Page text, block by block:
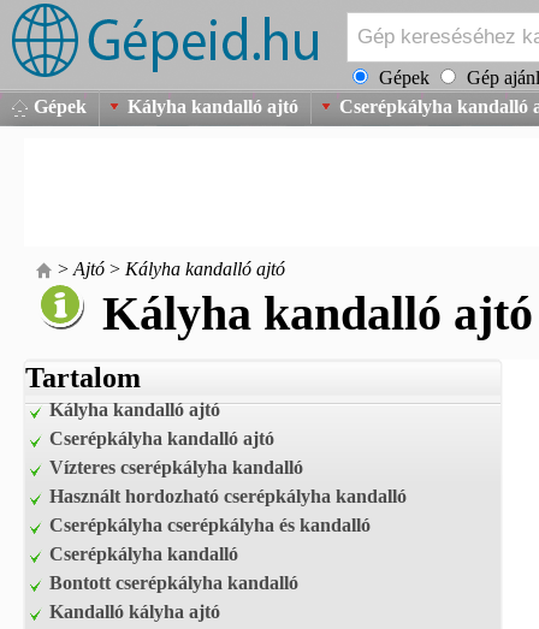
Gépek
Gép
Gépek
Kályha kandalló ajtó Cserépkályha kandalló
> Ajtó > Kályha kandalló ajtó
Kályha kandalló ajtó
Tartalom
Kályha kandalló ajtó
Cserépkályha kandalló ajtó
Vízteres cserépkályha kandalló
Használt hordozható cserépkályha kandalló
Cserépkályha cserépkályha és kandalló
Cserépkályha kandalló
Bontott cserépkályha kandalló
Kandalló kályha ajtó